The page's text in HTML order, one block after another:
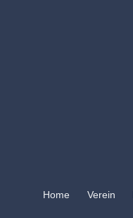
Home Verein